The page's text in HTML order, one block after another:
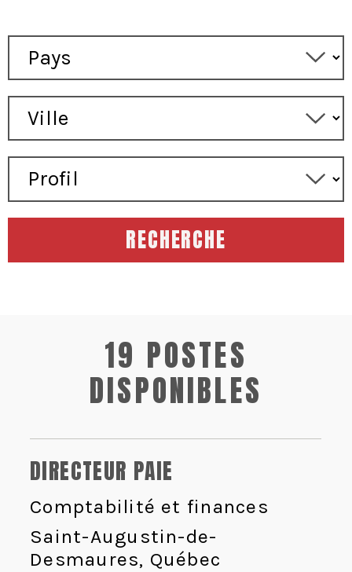
RECHERCHE
19 POSTES
DISPONIBLES
DIRECTEUR PAIE
Comptabilité et finances
Saint-Augustin-de-
Desmaures, Québec